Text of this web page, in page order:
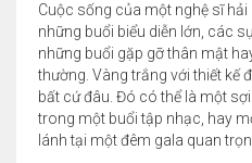
Cuộc sống của một nghệ sĩ
những buổi biểu diễn lớn, các
những buổi gặp gỡ thân mật
thường. Vàng trắng với thiết kế
bất cứ đâu. Đó có thể là một
trong một buổi tập nhạc, hay
lánh tại một đêm gala quan